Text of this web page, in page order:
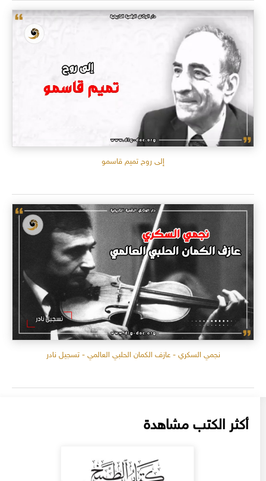
إلى روح تميم قاسمو
نجمي السكري - عازف الكمان الحلبي العالمي - تسجيل نادر
أكثر الكتب مشاهدة